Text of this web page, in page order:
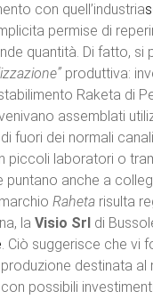
con quell’industria
permise di
quantità. Di fatto, si
produttiva:
Raketa di
assemblati
fuori dei normali
piccoli laboratori o
puntano anche a
Raheta risulta
laVisio Srl di
. Ciò suggerisce che vi
destinata
possibili